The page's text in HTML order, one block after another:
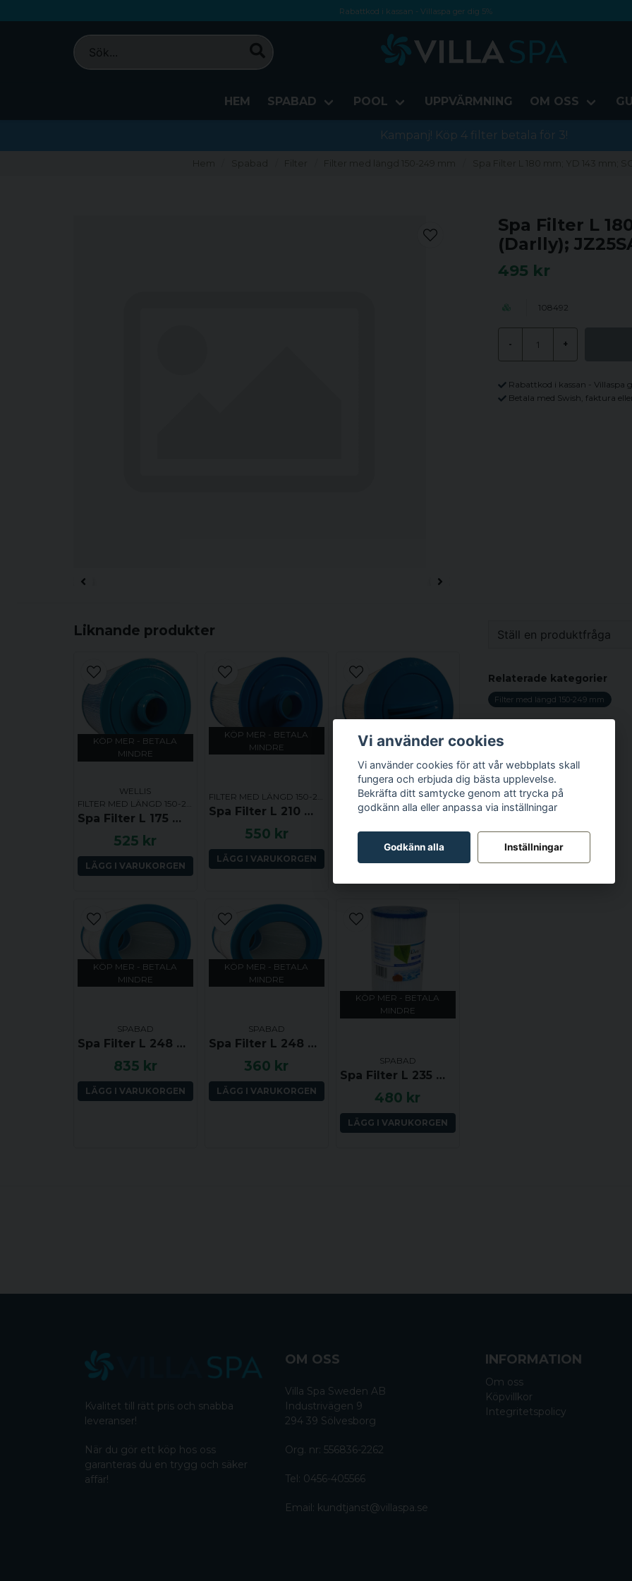
Rabattkod i kassan - Villaspa ger dig 5%
Fri frakt från 1000 kr!
Betala med Swish, faktura eller kontokort
HEM SPABAD POOL UPPVÄRMNING OM OSS
Kampanj! Köp 4 filter betala för 3!
Hem Spabad Filter Filter med längd 150-249 mm Spa Filter L 180 mm; YD 143 mm;
Spa Filter L
(Darlly);
495 kr
108492
- +
Rabattkod i kassan - Villaspa
Betala med Swish, faktura
Liknande produkter
KÖP MER - BETALA
MINDRE
WELLIS
Spa Filter L 175 mm; YD 152 mm; Fin gänga YD xx mm; Wellis Antibakteriell
525 kr
LÄGG I VARUKORGEN
KÖP MER - BETALA
MINDRE
Spa Filter L 210 mm; YD 152 mm; SC758 (Darlly)
550 kr
LÄGG I VARUKORGEN
KÖP MER - BETALA
SPABAD
660 kr
LÄGG I VARUKORGEN
KÖP MER - BETALA
MINDRE
SPABAD
Spa Filter L 248 mm; YD 117 mm; PDM30 (Pleatco)
835 kr
LÄGG I VARUKORGEN
KÖP MER - BETALA
MINDRE
SPABAD
Spa Filter L 248 mm; YD 117 mm; SC717 (Darlly)
360 kr
LÄGG I VARUKORGEN
KÖP MER - BETALA
MINDRE
SPABAD
Spa Filter L 235 mm; YD 125 mm; SC705 (Darlly)
480 kr
LÄGG I VARUKORGEN
Ställ en produktfråga
Fråga oss något om
name
Ja, ni får publicera
Relaterade kategorier
Filter med längd 150-249 mm
Kvalitet till rätt pris och snabba
leveranser!
När du gör ett köp hos oss
garanteras du en trygg och säker
affär!
OM OSS
Villa Spa Sweden AB
Industrivägen 9
294 39 Sölvesborg
Org. nr: 556836-2262
Tel: 0456-405566
Email: kundtjanst@villaspa.se
INFORMATION
Om oss
Köpvillkor
Integritetspolicy
Vi använder cookies
Vi använder cookies för att vår webbplats skall
fungera och erbjuda dig bästa upplevelse.
Bekräfta ditt samtycke genom att trycka på
godkänn alla eller anpassa via inställningar
Godkänn alla Inställningar